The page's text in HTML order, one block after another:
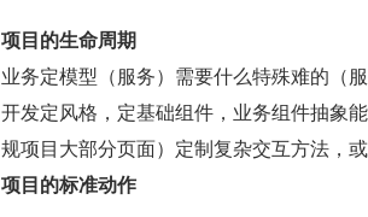
项目的生命周期
业务定模型（服务）需要什么特殊难的（服
开发定风格，定基础组件，业务组件抽象
规项目大部分页面）定制复杂交互方法，
项目的标准动作